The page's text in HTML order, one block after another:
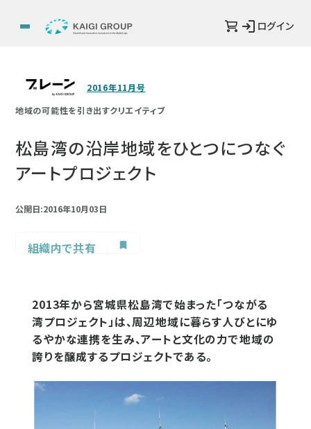
ログイン
2016年11月号
地域の可能性を引き出すクリエイティブ
松島湾の沿岸地域をひとつにつなぐ
アートプロジェクト
公開日:2016年10月03日
組織内で共有
2013年から宮城県松島湾で始まった「つながる
湾プロジェクト」は、周辺地域に暮らす人びとにゆ
るやかな連携を生み、アートと文化の力で地域の
誇りを醸成するプロジェクトである。